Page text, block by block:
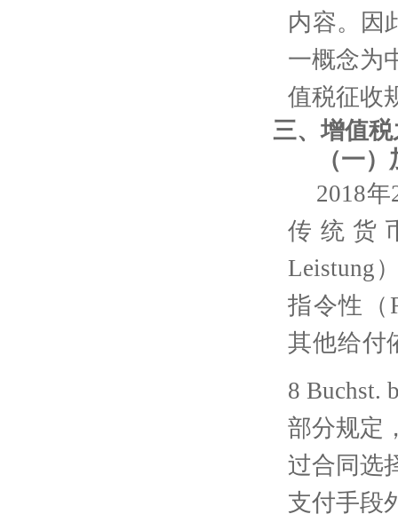
内容。因
一概念为
值税征收
三、增值税之
（一
2018年
传统货
Leistung
指令性（
其他给付
8 Buchst.
部分规定
过合同选
支付手段